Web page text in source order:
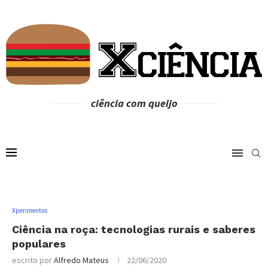
ciência com queijo
Xperimentos
Ciência na roça: tecnologias rurais e saberes
populares
escrito porAlfredo Mateus 22/06/2020